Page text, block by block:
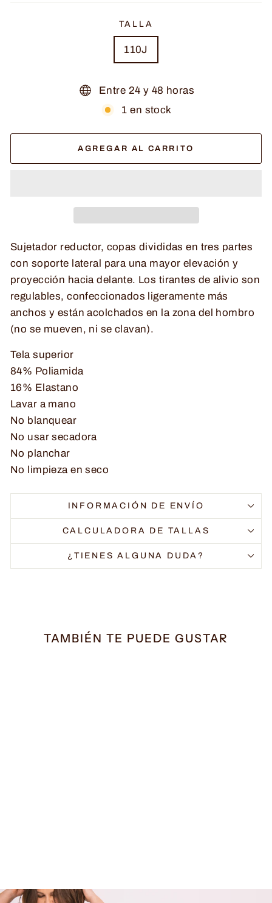
TALLA
110J
Entre 24 y 48 horas
1 en stock
AGREGAR AL CARRITO
Sujetador reductor, copas divididas en tres partes
con soporte lateral para una mayor elevación y
proyección hacia delante. Los tirantes de alivio son
regulables, confeccionados ligeramente más
anchos y están acolchados en la zona del hombro
(no se mueven, ni se clavan).
Tela superior
84% Poliamida
16% Elastano
Lavar a mano
No blanquear
No usar secadora
No planchar
No limpieza en seco
INFORMACIÓN DE ENVÍO
CALCULADORA DE TALLAS
¿TIENES ALGUNA DUDA?
TAMBIÉN TE PUEDE GUSTAR